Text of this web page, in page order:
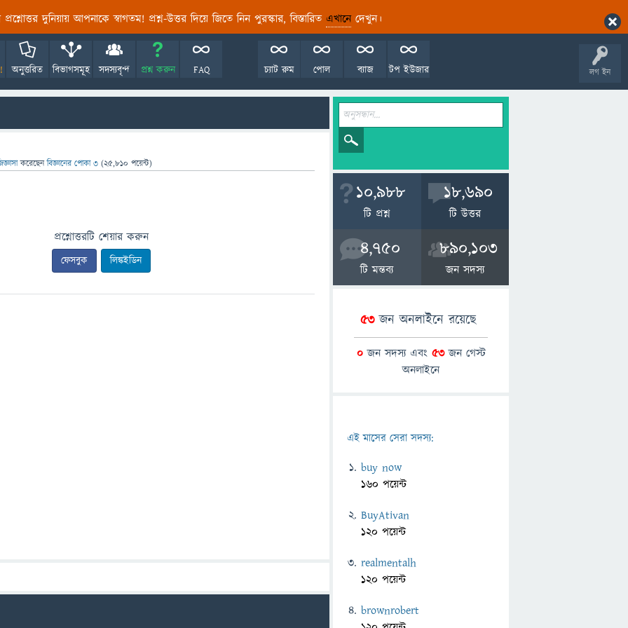
প্রশ্নোত্তর দুনিয়ায় আপনাকে স্বাগতম! প্রশ্ন-উত্তর দিয়ে জিতে নিন পুরস্কার, বিস্তারিত এখানেদেখুন।
লগ ইন
অনুত্তরিত বিভাগসমূহ সদস্যবৃন্দ প্রশ্ন করুন FAQ টপ ইউজার
ব্যাজ
পোল
চ্যাট রুম
করেছেনবিজ্ঞানের পোকা ৩ (25,810 পয়েন্ট)
প্রশ্নোত্তরটি শেয়ার করুন
ফেসবুক লিঙ্কইডিন
10,988
টি প্রশ্ন
18,690
টি উত্তর
4,750
টি মন্তব্য
890,103
জন সদস্য
53জন অনলাইনে রয়েছে
0জন সদস্য এবং 53জন গেস্ট
অনলাইনে
এই মাসের সেরা সদস্য:
buy now
160 পয়েন্ট
BuyAtivan
120 পয়েন্ট
realmentalh
120 পয়েন্ট
brownrobert